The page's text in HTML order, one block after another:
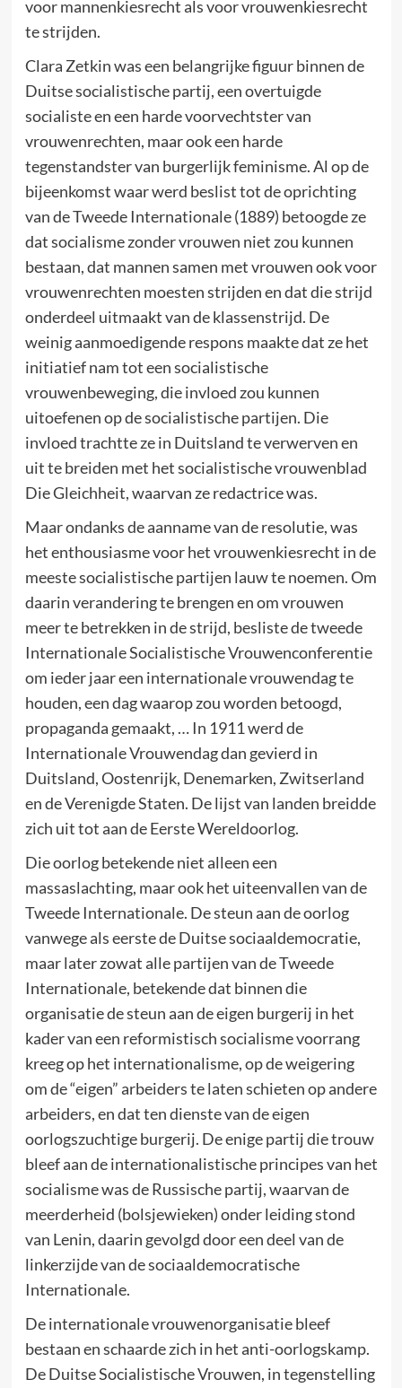
voor mannenkiesrecht als voor vrouwenkiesrecht
te strijden.
Clara Zetkin was een belangrijke figuur binnen de
Duitse socialistische partij, een overtuigde
socialiste en een harde voorvechtster van
vrouwenrechten, maar ook een harde
tegenstandster van burgerlijk feminisme. Al op de
bijeenkomst waar werd beslist tot de oprichting
van de Tweede Internationale (1889) betoogde ze
dat socialisme zonder vrouwen niet zou kunnen
bestaan, dat mannen samen met vrouwen ook voor
vrouwenrechten moesten strijden en dat die strijd
onderdeel uitmaakt van de klassenstrijd. De
weinig aanmoedigende respons maakte dat ze het
initiatief nam tot een socialistische
vrouwenbeweging, die invloed zou kunnen
uitoefenen op de socialistische partijen. Die
invloed trachtte ze in Duitsland te verwerven en
uit te breiden met het socialistische vrouwenblad
Die Gleichheit, waarvan ze redactrice was.
Maar ondanks de aanname van de resolutie, was
het enthousiasme voor het vrouwenkiesrecht in de
meeste socialistische partijen lauw te noemen. Om
daarin verandering te brengen en om vrouwen
meer te betrekken in de strijd, besliste de tweede
Internationale Socialistische Vrouwenconferentie
om ieder jaar een internationale vrouwendag te
houden, een dag waarop zou worden betoogd,
propaganda gemaakt, … In 1911 werd de
Internationale Vrouwendag dan gevierd in
Duitsland, Oostenrijk, Denemarken, Zwitserland
en de Verenigde Staten. De lijst van landen breidde
zich uit tot aan de Eerste Wereldoorlog.
Die oorlog betekende niet alleen een
massaslachting, maar ook het uiteenvallen van de
Tweede Internationale. De steun aan de oorlog
vanwege als eerste de Duitse sociaaldemocratie,
maar later zowat alle partijen van de Tweede
Internationale, betekende dat binnen die
organisatie de steun aan de eigen burgerij in het
kader van een reformistisch socialisme voorrang
kreeg op het internationalisme, op de weigering
om de “eigen” arbeiders te laten schieten op andere
arbeiders, en dat ten dienste van de eigen
oorlogszuchtige burgerij. De enige partij die trouw
bleef aan de internationalistische principes van het
socialisme was de Russische partij, waarvan de
meerderheid (bolsjewieken) onder leiding stond
van Lenin, daarin gevolgd door een deel van de
linkerzijde van de sociaaldemocratische
Internationale.
De internationale vrouwenorganisatie bleef
bestaan en schaarde zich in het anti-oorlogskamp.
De Duitse Socialistische Vrouwen, in tegenstelling